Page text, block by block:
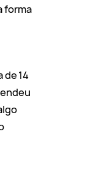
forma
de 14